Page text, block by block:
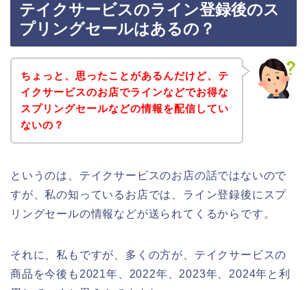
テイクサービスのライン登録後のス
プリングセールはあるの？
ちょっと、思ったことがあるんだけど、テ
イクサービスのお店でラインなどでお得な
スプリングセールなどの情報を配信してい
ないの？
というのは、テイクサービスのお店の話ではないので
すが、私の知っているお店では、ライン登録後にスプ
リングセールの情報などが送られてくるからです。
それに、私もですが、多くの方が、テイクサービスの
商品を今後も2021年、2022年、2023年、2024年と利